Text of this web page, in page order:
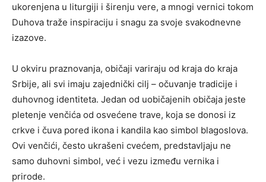
ukorenjena u liturgiji i širenju vere, a mnogi vernici tokom
Duhova traže inspiraciju i snagu za svoje svakodnevne
izazove.
U okviru praznovanja, običaji variraju od kraja do kraja
Srbije, ali svi imaju zajednički cilj – očuvanje tradicije i
duhovnog identiteta. Jedan od uobičajenih običaja jeste
pletenje venčića od osvećene trave, koja se donosi iz
crkve i čuva pored ikona i kandila kao simbol blagoslova.
Ovi venčići, često ukrašeni cvećem, predstavljaju ne
samo duhovni simbol, već i vezu između vernika i
prirode.